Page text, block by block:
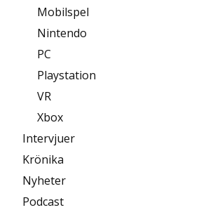
Mobilspel
Nintendo
PC
Playstation
VR
Xbox
Intervjuer
Krönika
Nyheter
Podcast